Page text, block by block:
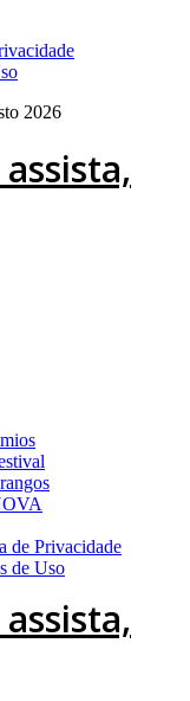
2026
de Privacidade
de Uso